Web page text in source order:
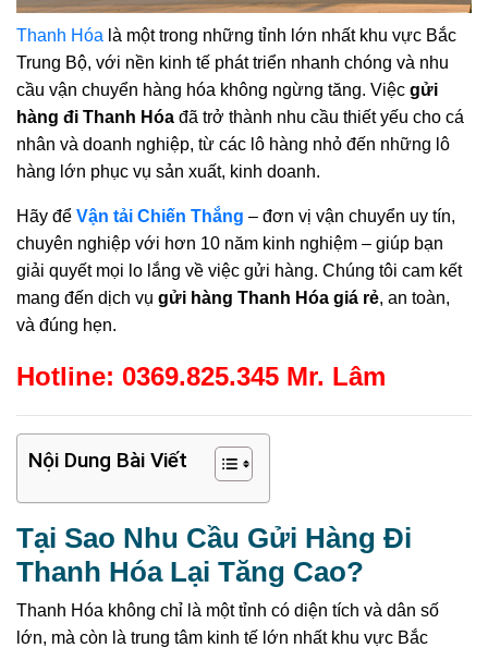
Thanh Hóa là một trong những tỉnh lớn nhất khu vực Bắc
Trung Bộ, với nền kinh tế phát triển nhanh chóng và nhu
cầu vận chuyển hàng hóa không ngừng tăng. Việc gửi
hàng đi Thanh Hóa đã trở thành nhu cầu thiết yếu cho cá
nhân và doanh nghiệp, từ các lô hàng nhỏ đến những lô
hàng lớn phục vụ sản xuất, kinh doanh.
Hãy để Vận tải Chiến Thắng – đơn vị vận chuyển uy tín,
chuyên nghiệp với hơn 10 năm kinh nghiệm – giúp bạn
giải quyết mọi lo lắng về việc gửi hàng. Chúng tôi cam kết
mang đến dịch vụ gửi hàng Thanh Hóa giá rẻ, an toàn,
và đúng hẹn.
Hotline: 0369.825.345 Mr. Lâm
Nội Dung Bài Viết
Tại Sao Nhu Cầu Gửi Hàng Đi
Thanh Hóa Lại Tăng Cao?
Thanh Hóa không chỉ là một tỉnh có diện tích và dân số
lớn, mà còn là trung tâm kinh tế lớn nhất khu vực Bắc